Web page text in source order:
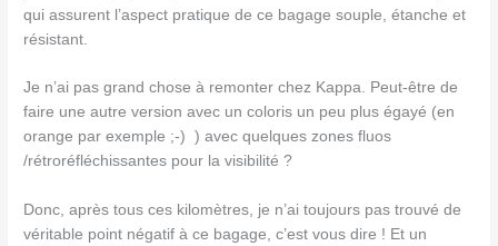
qui assurent l’aspect pratique de ce bagage souple, étanche et
résistant.
Je n’ai pas grand chose à remonter chez Kappa. Peut-être de
faire une autre version avec un coloris un peu plus égayé (en
orange par exemple ;-) ) avec quelques zones fluos
/rétroréfléchissantes pour la visibilité ?
Donc, après tous ces kilomètres, je n’ai toujours pas trouvé de
véritable point négatif à ce bagage, c’est vous dire ! Et un